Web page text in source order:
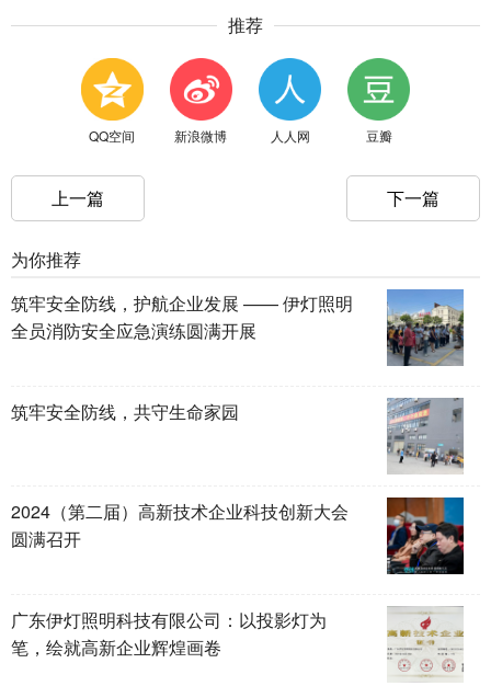
推荐
QQ空间 新浪微博 人人网 豆瓣
上一篇 下一篇
为你推荐
筑牢安全防线，护航企业发展 —— 伊灯照明
全员消防安全应急演练圆满开展
筑牢安全防线，共守生命家园
2024（第二届）高新技术企业科技创新大会
圆满召开
广东伊灯照明科技有限公司：以投影灯为
笔，绘就高新企业辉煌画卷